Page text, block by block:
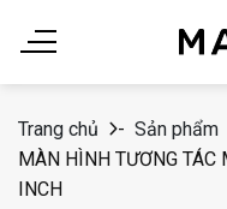
đến
Trang chủ
- Sản phẩm
MÀN HÌNH TƯƠNG TÁC
INCH